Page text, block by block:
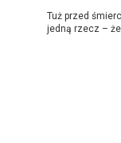
Tuż przed
jedną rzecz –